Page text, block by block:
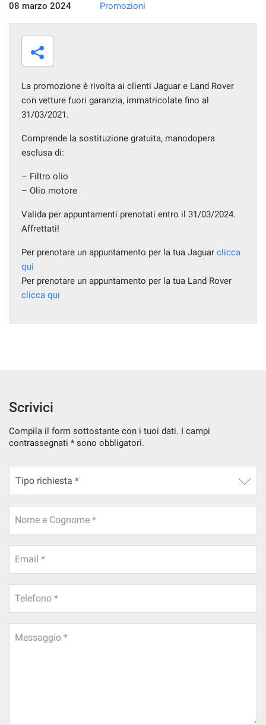
AREA COMMERCIANTI
08 marzo 2024
Promozioni
La promozione è rivolta ai clienti Jaguar e Land Rover
con vetture fuori garanzia, immatricolate fino al
31/03/2021.
Comprende la sostituzione gratuita, manodopera
esclusa di:
– Filtro olio
– Olio motore
Valida per appuntamenti prenotati entro il 31/03/2024.
Affrettati!
Per prenotare un appuntamento per la tua Jaguar clicca
qui
Per prenotare un appuntamento per la tua Land Rover
clicca qui
Scrivici
Compila il form sottostante con i tuoi dati. I campi
contrassegnati * sono obbligatori.
Nome e Cognome *
Email *
Telefono *
Messaggio *